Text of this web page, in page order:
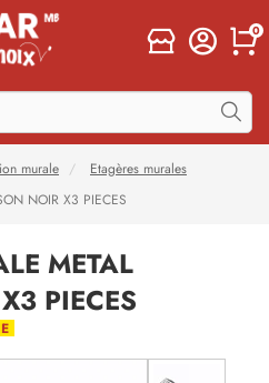
0
murale
Etagères murales
NOIR X3 PIECES
METAL
PIECES